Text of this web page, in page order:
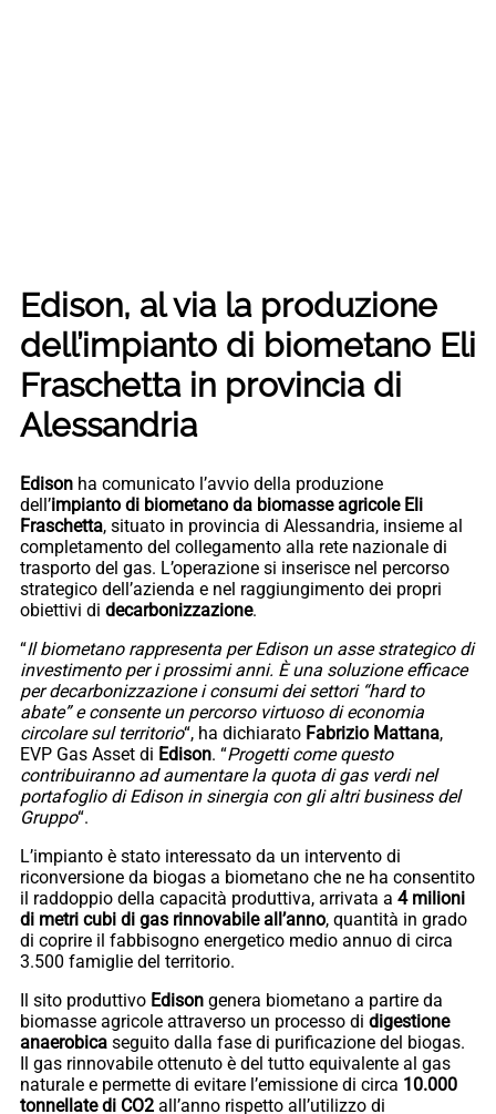
Edison, al via la produzione
dell’impianto di biometano Eli
Fraschetta in provincia di
Alessandria
Edison ha comunicato l’avvio della produzione
dell’impianto di biometano da biomasse agricole Eli
Fraschetta, situato in provincia di Alessandria, insieme al
completamento del collegamento alla rete nazionale di
trasporto del gas. L’operazione si inserisce nel percorso
strategico dell’azienda e nel raggiungimento dei propri
obiettivi di decarbonizzazione.
“Il biometano rappresenta per Edison un asse strategico di
investimento per i prossimi anni. È una soluzione efficace
per decarbonizzazione i consumi dei settori “hard to
abate” e consente un percorso virtuoso di economia
circolare sul territorio“, ha dichiarato Fabrizio Mattana,
EVP Gas Asset di Edison. “Progetti come questo
contribuiranno ad aumentare la quota di gas verdi nel
portafoglio di Edison in sinergia con gli altri business del
Gruppo“.
L’impianto è stato interessato da un intervento di
riconversione da biogas a biometano che ne ha consentito
il raddoppio della capacità produttiva, arrivata a 4 milioni
di metri cubi di gas rinnovabile all’anno, quantità in grado
di coprire il fabbisogno energetico medio annuo di circa
3.500 famiglie del territorio.
Il sito produttivo Edison genera biometano a partire da
biomasse agricole attraverso un processo di digestione
anaerobica seguito dalla fase di purificazione del biogas.
Il gas rinnovabile ottenuto è del tutto equivalente al gas
naturale e permette di evitare l’emissione di circa 10.000
tonnellate di CO2 all’anno rispetto all’utilizzo di